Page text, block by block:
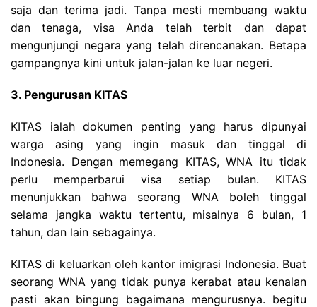
saja dan terima jadi. Tanpa mesti membuang waktu
dan tenaga, visa Anda telah terbit dan dapat
mengunjungi negara yang telah direncanakan. Betapa
gampangnya kini untuk jalan-jalan ke luar negeri.
3. Pengurusan KITAS
KITAS ialah dokumen penting yang harus dipunyai
warga asing yang ingin masuk dan tinggal di
Indonesia. Dengan memegang KITAS, WNA itu tidak
perlu memperbarui visa setiap bulan. KITAS
menunjukkan bahwa seorang WNA boleh tinggal
selama jangka waktu tertentu, misalnya 6 bulan, 1
tahun, dan lain sebagainya.
KITAS di keluarkan oleh kantor imigrasi Indonesia. Buat
seorang WNA yang tidak punya kerabat atau kenalan
pasti akan bingung bagaimana mengurusnya. begitu